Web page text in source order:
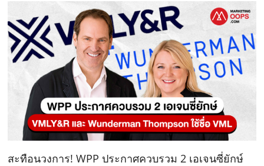
สะทือนวงการ! WPP ประกาศควบรวม 2 เอเจนซี่ยักษ์